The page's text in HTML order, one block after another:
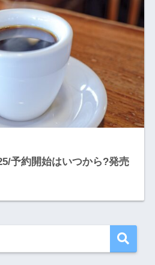
予約開始はいつから?発売